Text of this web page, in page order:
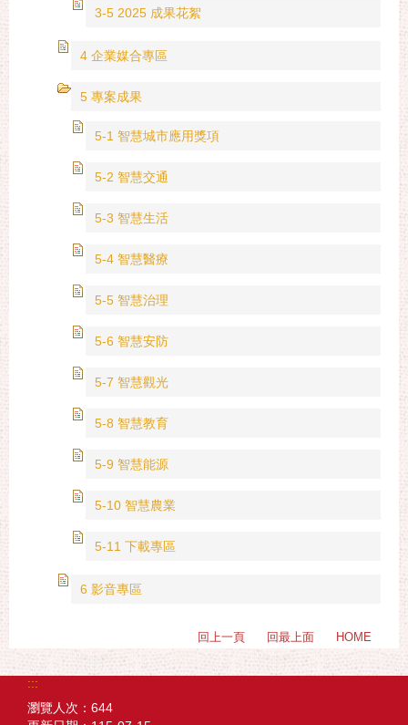
3-5 2025 成果花絮
4 企業媒合專區
5 專案成果
5-1 智慧城市應用獎項
5-2 智慧交通
5-3 智慧生活
5-4 智慧醫療
5-5 智慧治理
5-6 智慧安防
5-7 智慧觀光
5-8 智慧教育
5-9 智慧能源
5-10 智慧農業
5-11 下載專區
6 影音專區
回上一頁 回最上面 HOME
:::
瀏覽人次： 644